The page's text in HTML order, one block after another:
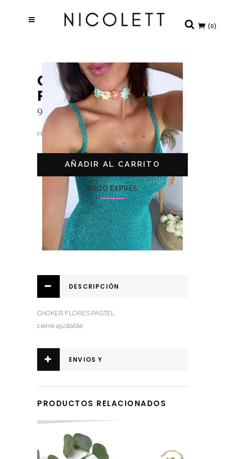
(0)
CHOKER FLORES
PASTEL
9,99€
Hay existencias
AÑADIR AL CARRITO
PAGO EXPRÉS
DESCRIPCIÓN
CHOKER FLORES PASTEL
cierre ajustable
ENVIOS Y
PRODUCTOS RELACIONADOS